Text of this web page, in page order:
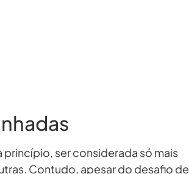
princípio, ser considerada só mais
Contudo, apesar do desafio de